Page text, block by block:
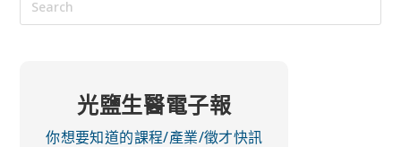
光鹽生醫電子報
你想要知道的課程/產業/徵才快訊